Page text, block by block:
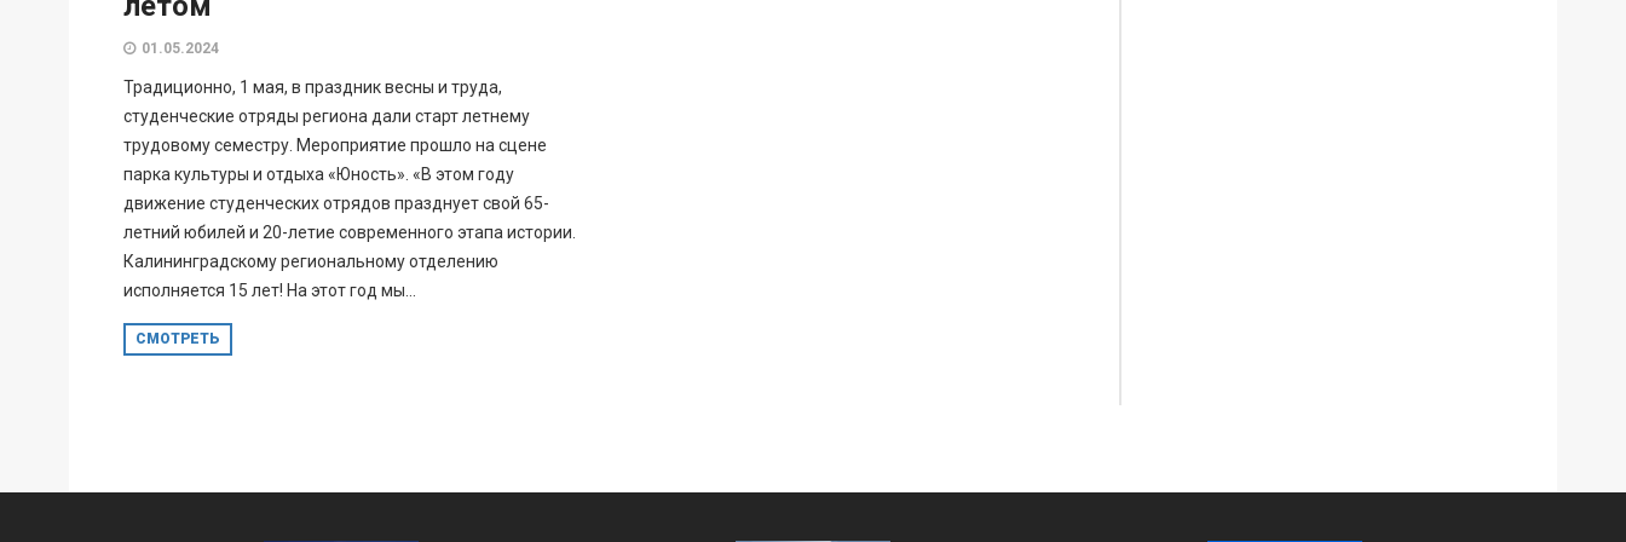
01.05.2024
Традиционно, 1 мая, в праздник весны и труда,
студенческие отряды региона дали старт летнему
трудовому семестру. Мероприятие прошло на сцене
парка культуры и отдыха «Юность». «В этом году
движение студенческих отрядов празднует свой 65-
летний юбилей и 20-летие современного этапа истории.
Калининградскому региональному отделению
исполняется 15 лет! На этот год мы...
СМОТРЕТЬ